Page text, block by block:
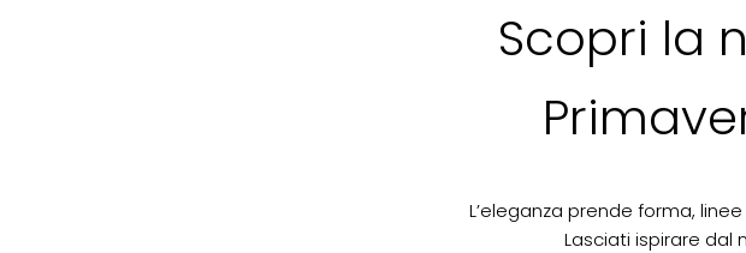
Scopri la
L’eleganza prende forma,
Lasciati ispirare dal